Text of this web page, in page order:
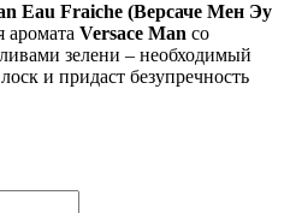
Eau Fraiche (Версаче Мен Эу
аромата Versace Man со
зелени – необходимый
и придаст безупречность